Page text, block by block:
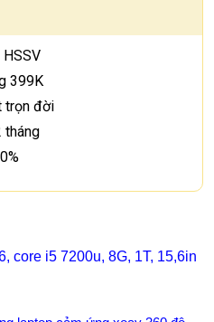
399K
trọn đời
tháng
core i5 7200u, 8G, 1T, 15,6in